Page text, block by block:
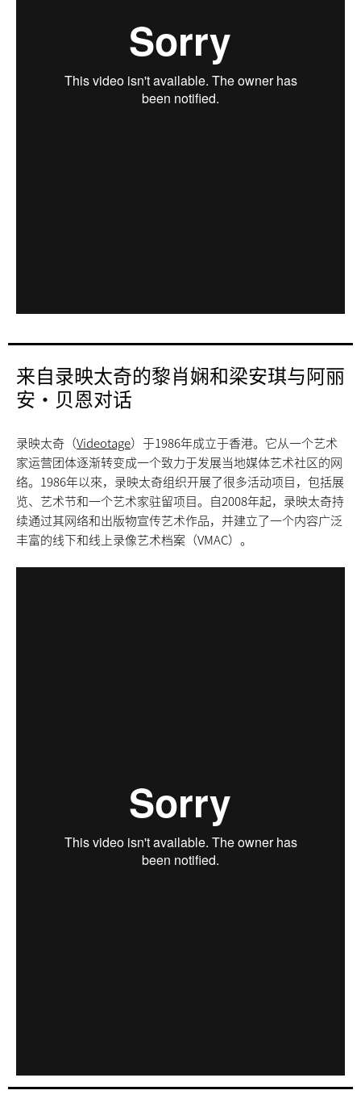
来自录映太奇的黎肖娴和梁安琪与阿丽
安·贝恩对话
录映太奇（Videotage）于1986年成立于香港。它从一个艺术
家运营团体逐渐转变成一个致力于发展当地媒体艺术社区的网
络。1986年以來，录映太奇组织开展了很多活动项目，包括展
览、艺术节和一个艺术家驻留项目。自2008年起，录映太奇持
续通过其网络和出版物宣传艺术作品，并建立了一个内容广泛
丰富的线下和线上录像艺术档案（VMAC）。